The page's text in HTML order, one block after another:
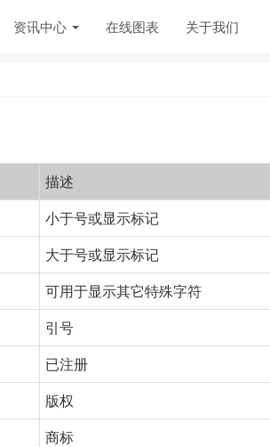
资讯中心 在线图表 关于我们
描述
小于号或显示标记
大于号或显示标记
可用于显示其它特殊字符
引号
已注册
版权
商标